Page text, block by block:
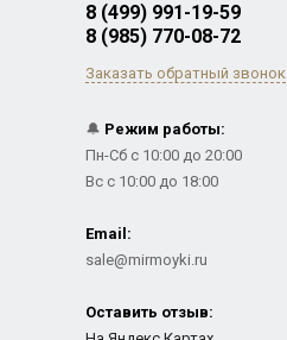
8 (499) 991-19-59
8 (985) 770-08-72
Заказать обратный звонок
🔔 Режим работы:
Пн-Сб с 10:00 до 20:00
Вс с 10:00 до 18:00
Email:
sale@mirmoyki.ru
Оставить отзыв: